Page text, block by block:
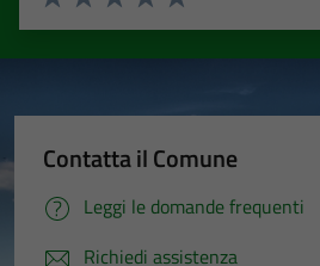
Valuta 5 stelle su 5
Valuta 4 stelle su 5
Valuta 3 stelle su 5
Valuta 2 stelle su 5
Valuta 1 stelle su 5
Contatta il Comune
Leggi le domande frequenti
Richiedi assistenza